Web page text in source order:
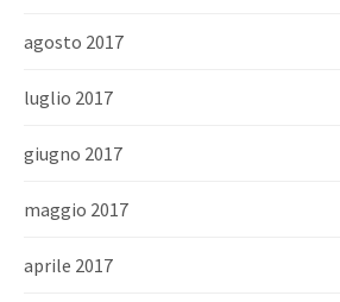
agosto 2017
luglio 2017
giugno 2017
maggio 2017
aprile 2017